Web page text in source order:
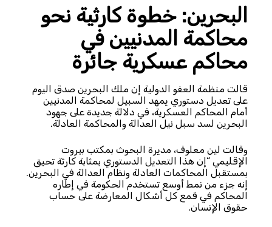
البحرين: خطوة كارثية نحو
محاكمة المدنيين في
محاكم عسكرية جائرة
قالت منظمة العفو الدولية إن ملك البحرين صدق اليوم
على تعديل دستوري يمهد السبيل لمحاكمة المدنيين
أمام المحاكم العسكرية، في دلالة جديدة على جهود
البحرين لسد سبل نيل العدالة والمحاكمة العادلة.
وقالت لين معلوف، مديرة البحوث بمكتب بيروت
الإقليمي “إن هذا التعديل الدستوري بمثابة كارثة تحيق
بمستقبل المحاكمات العادلة ونظام العدالة في البحرين.
إنه جزء من نمط أوسع تستخدم الحكومة في إطاره
المحاكم في قمع كل أشكال المعارضة على حساب
حقوق الإنسان.